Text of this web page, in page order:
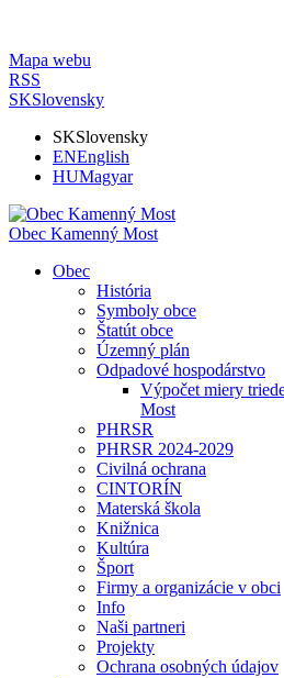
Mapa webu
RSS
SKSlovensky
SKSlovensky
ENEnglish
HUMagyar
Obec Kamenný Most
Obec
História
Symboly obce
Štatút obce
Územný plán
Odpadové hospodárstvo
Výpočet miery
Most
PHRSR
PHRSR 2024-2029
Civilná ochrana
CINTORÍN
Materská škola
Knižnica
Kultúra
Šport
Firmy a organizácie v obci
Info
Naši partneri
Projekty
Ochrana osobných údajov